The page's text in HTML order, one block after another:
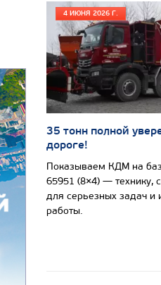
4 ИЮНЯ 2026 Г.
35 тонн полной
дороге!
Показываем КДМ на
65951 (8×4) — технику,
для серьезных задач и
работы.